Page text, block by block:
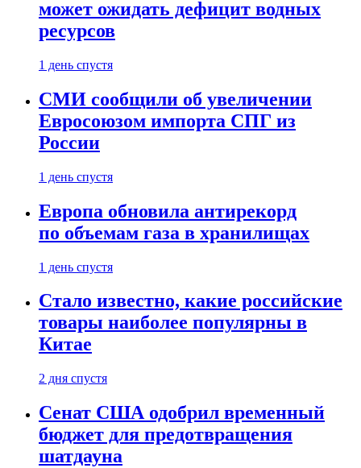
может ожидать дефицит водных
ресурсов
1 день спустя
СМИ сообщили об увеличении
Евросоюзом импорта СПГ из
России
1 день спустя
Европа обновила антирекорд
по объемам газа в хранилищах
1 день спустя
Стало известно, какие российские
товары наиболее популярны в
Китае
2 дня спустя
Сенат США одобрил временный
бюджет для предотвращения
шатдауна